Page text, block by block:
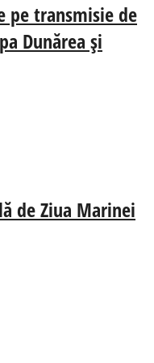
pe transmisie de
Dunărea și
de Ziua Marinei